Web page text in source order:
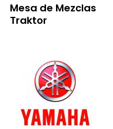
Mesa de Mezclas
Traktor